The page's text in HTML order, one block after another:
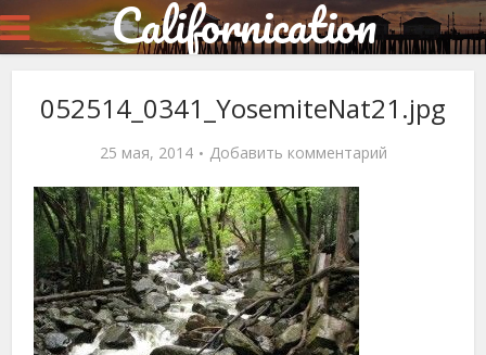
Californication
052514_0341_YosemiteNat21.jpg
25 мая, 2014 Добавить комментарий